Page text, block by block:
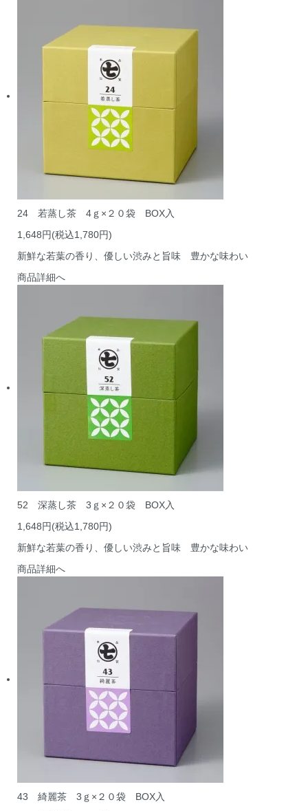
24 若蒸し茶 4ｇ×２０袋 BOX入
1,648円(税込1,780円)
新鮮な若葉の香り、優しい渋みと旨味 豊かな味わい
商品詳細へ
52 深蒸し茶 3ｇ×２０袋 BOX入
1,648円(税込1,780円)
新鮮な若葉の香り、優しい渋みと旨味 豊かな味わい
商品詳細へ
43 綺麗茶 3ｇ×２０袋 BOX入